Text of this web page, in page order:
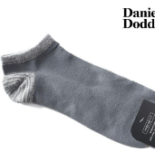
下着(肌着)やワイシャツは商品
※【ボトムの裾上げをご希望の
裾上げ料金は500円+税となりま
備考欄に股下●cmとご記入下
上の品が対象。1本5,999円以下
出荷まで約1週間～20日間程お
尚、裾上げした商品は返品・
一部、お直しに対応出来ない
いている、極端なデザインが施